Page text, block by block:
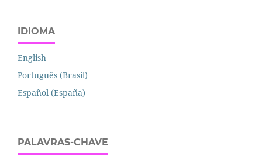
IDIOMA
English
Português (Brasil)
Español (España)
PALAVRAS-CHAVE